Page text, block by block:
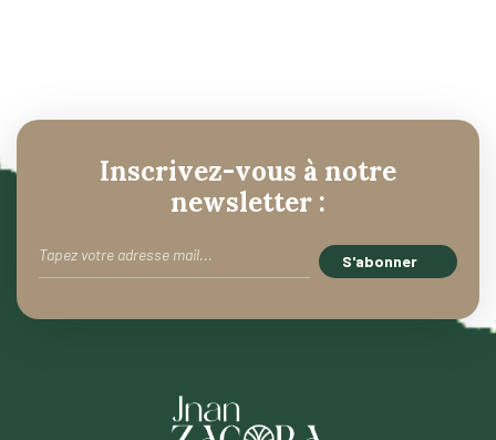
Inscrivez-vous à notre
newsletter :